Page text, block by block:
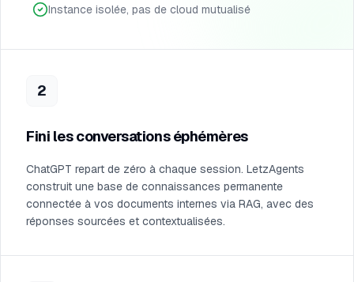
Instance isolée, pas de cloud mutualisé
2
Fini les conversations éphémères
ChatGPT repart de zéro à chaque session. LetzAgents
construit une base de connaissances permanente
connectée à vos documents internes via RAG, avec des
réponses sourcées et contextualisées.